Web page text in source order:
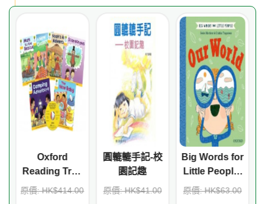
Oxford
Reading Tree
Stage 5 More
原價: HK$414.00
圓轆轆手記-校
園記趣
原價: HK$41.00
Big Words for
Little People:
Our World
原價: HK$63.00